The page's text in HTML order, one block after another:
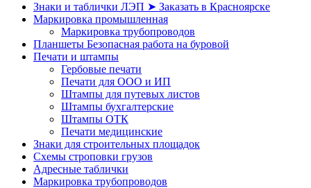
Знаки и таблички ЛЭП ➤ Заказать в Красноярске
Маркировка промышленная
Маркировка трубопроводов
Планшеты Безопасная работа на буровой
Печати и штампы
Гербовые печати
Печати для ООО и ИП
Штампы для путевых листов
Штампы бухгалтерские
Штампы ОТК
Печати медицинские
Знаки для строительных площадок
Схемы строповки грузов
Адресные таблички
Маркировка трубопроводов